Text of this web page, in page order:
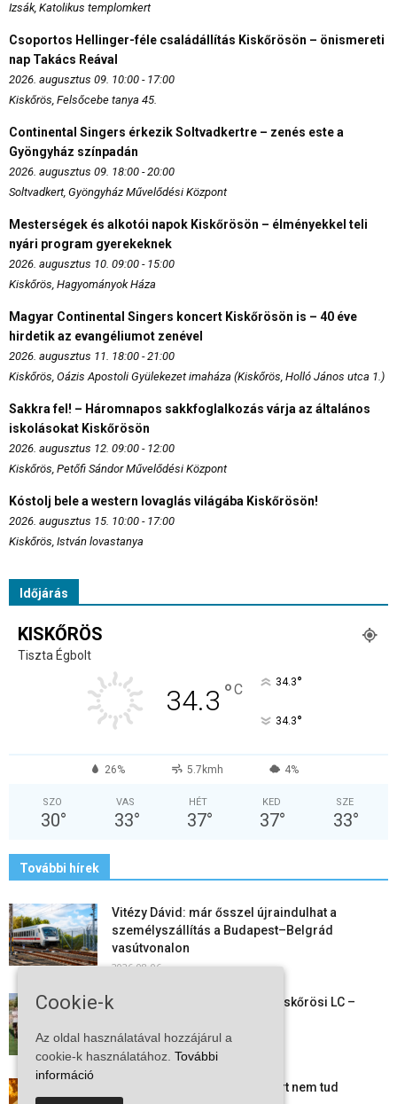
Izsák, Katolikus templomkert
Csoportos Hellinger-féle családállítás Kiskőrösön – önismereti
nap Takács Reával
2026. augusztus 09. 10:00 - 17:00
Kiskőrös, Felsőcebe tanya 45.
Continental Singers érkezik Soltvadkertre – zenés este a
Gyöngyház színpadán
2026. augusztus 09. 18:00 - 20:00
Soltvadkert, Gyöngyház Művelődési Központ
Mesterségek és alkotói napok Kiskőrösön – élményekkel teli
nyári program gyerekeknek
2026. augusztus 10. 09:00 - 15:00
Kiskőrös, Hagyományok Háza
Magyar Continental Singers koncert Kiskőrösön is – 40 éve
hirdetik az evangéliumot zenével
2026. augusztus 11. 18:00 - 21:00
Kiskőrös, Oázis Apostoli Gyülekezet imaháza (Kiskőrös, Holló János utca 1.)
Sakkra fel! – Háromnapos sakkfoglalkozás várja az általános
iskolásokat Kiskőrösön
2026. augusztus 12. 09:00 - 12:00
Kiskőrös, Petőfi Sándor Művelődési Központ
Kóstolj bele a western lovaglás világába Kiskőrösön!
2026. augusztus 15. 10:00 - 17:00
Kiskőrös, István lovastanya
Időjárás
KISKŐRÖS
Tiszta Égbolt
34.3 °C 34.3°
34.3°
26% 5.7kmh 4%
SZO
30°
VAS
33°
HÉT
37°
KED
37°
SZE
33°
További hírek
Vitézy Dávid: már ősszel újraindulhat a
személyszállítás a Budapest–Belgrád
vasútvonalon
2026-08-06
Megkezdte a felkészülést a Kiskőrösi LC –
2026-08-06
Mi történik Európa felett? Ezért nem tud
Cookie-k
Az oldal használatával hozzájárul a
cookie-k használatához. További
információ